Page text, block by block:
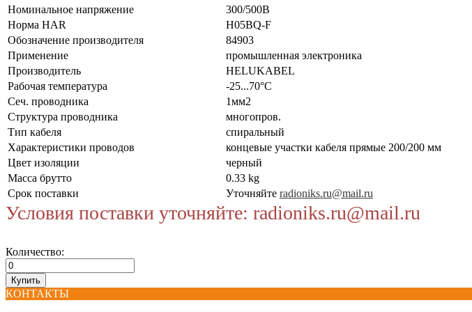
Номинальное напряжение
300/500В
Норма HAR
H05BQ-F
Обозначение производителя
84903
Применение
промышленная электроника
Производитель
HELUKABEL
Рабочая температура
-25...70°C
Сеч. проводника
1мм2
Структура проводника
многопров.
Тип кабеля
спиральный
Характеристики проводов
концевые участки кабеля прямые 200/200 мм
Цвет изоляции
черный
Масса брутто
0.33 kg
Срок поставки
Уточняйте radioniks.ru@mail.ru
Условия поставки уточняйте: radioniks.ru@mail.ru
Количество:
КОНТАКТЫ